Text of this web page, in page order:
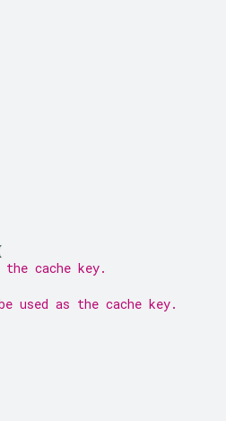
cache key.
as the cache key.